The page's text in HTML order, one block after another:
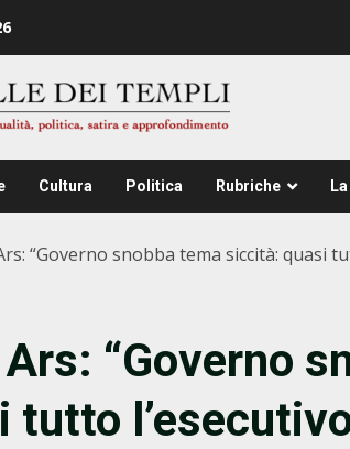
Cultura Politica Rubriche
“Governo snobba tema siccità: quasi
“Governo
tutto